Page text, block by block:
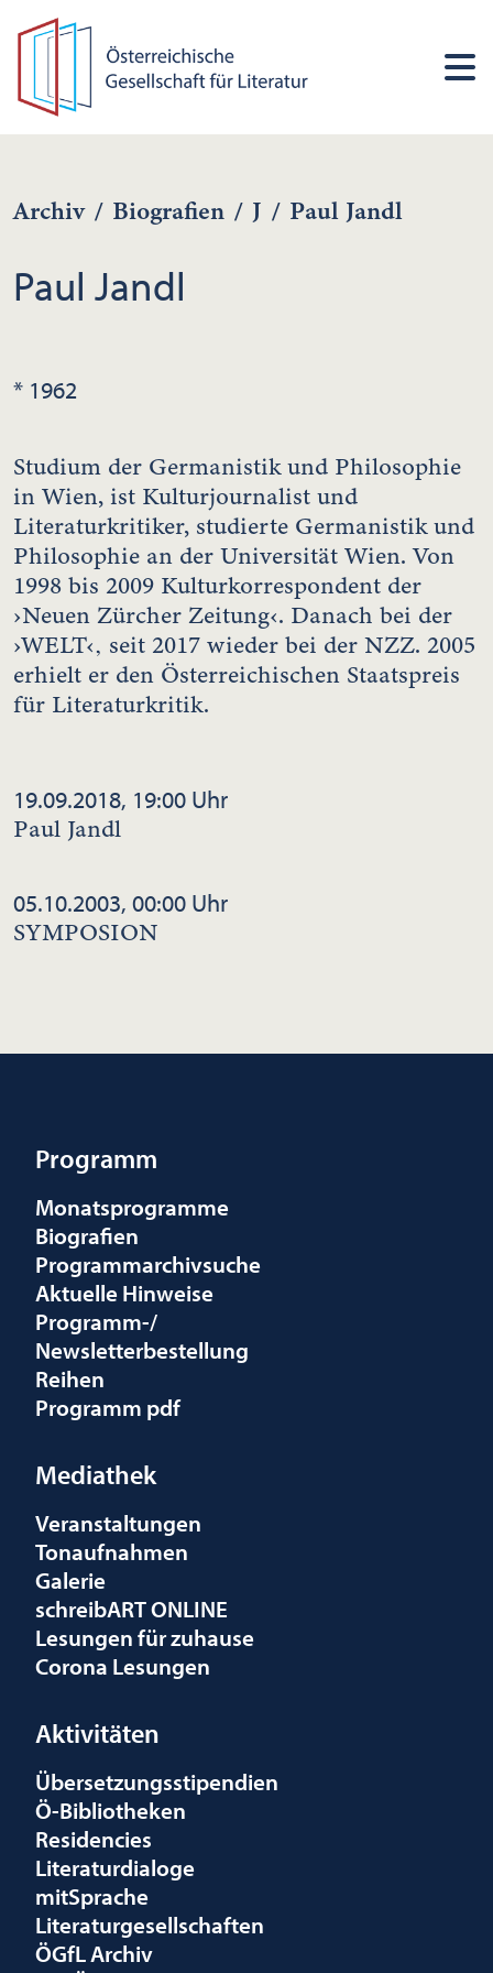
Archiv / Biografien / J / Paul Jandl
Paul Jandl
* 1962
Studium der Germanistik und Philosophie
in Wien, ist Kulturjournalist und
Literaturkritiker, studierte Germanistik und
Philosophie an der Universität Wien. Von
1998 bis 2009 Kulturkorrespondent der
›Neuen Zürcher Zeitung‹. Danach bei der
›WELT‹‚ seit 2017 wieder bei der NZZ. 2005
erhielt er den Österreichischen Staatspreis
für Literaturkritik.
19.09.2018, 19:00 Uhr
Paul Jandl
05.10.2003, 00:00 Uhr
SYMPOSION
Programm
Monatsprogramme
Biografien
Programmarchivsuche
Aktuelle Hinweise
Programm-/
Newsletterbestellung
Reihen
Programm pdf
Mediathek
Veranstaltungen
Tonaufnahmen
Galerie
schreibART ONLINE
Lesungen für zuhause
Corona Lesungen
Aktivitäten
Übersetzungsstipendien
Ö-Bibliotheken
Residencies
Literaturdialoge
mitSprache
Literaturgesellschaften
ÖGfL Archiv